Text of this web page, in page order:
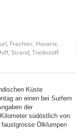
Frachter Havarie
,Strand ,Treibstoff
Küste
an einen bei Surfern
der
südöstlich von
Ölklumpen